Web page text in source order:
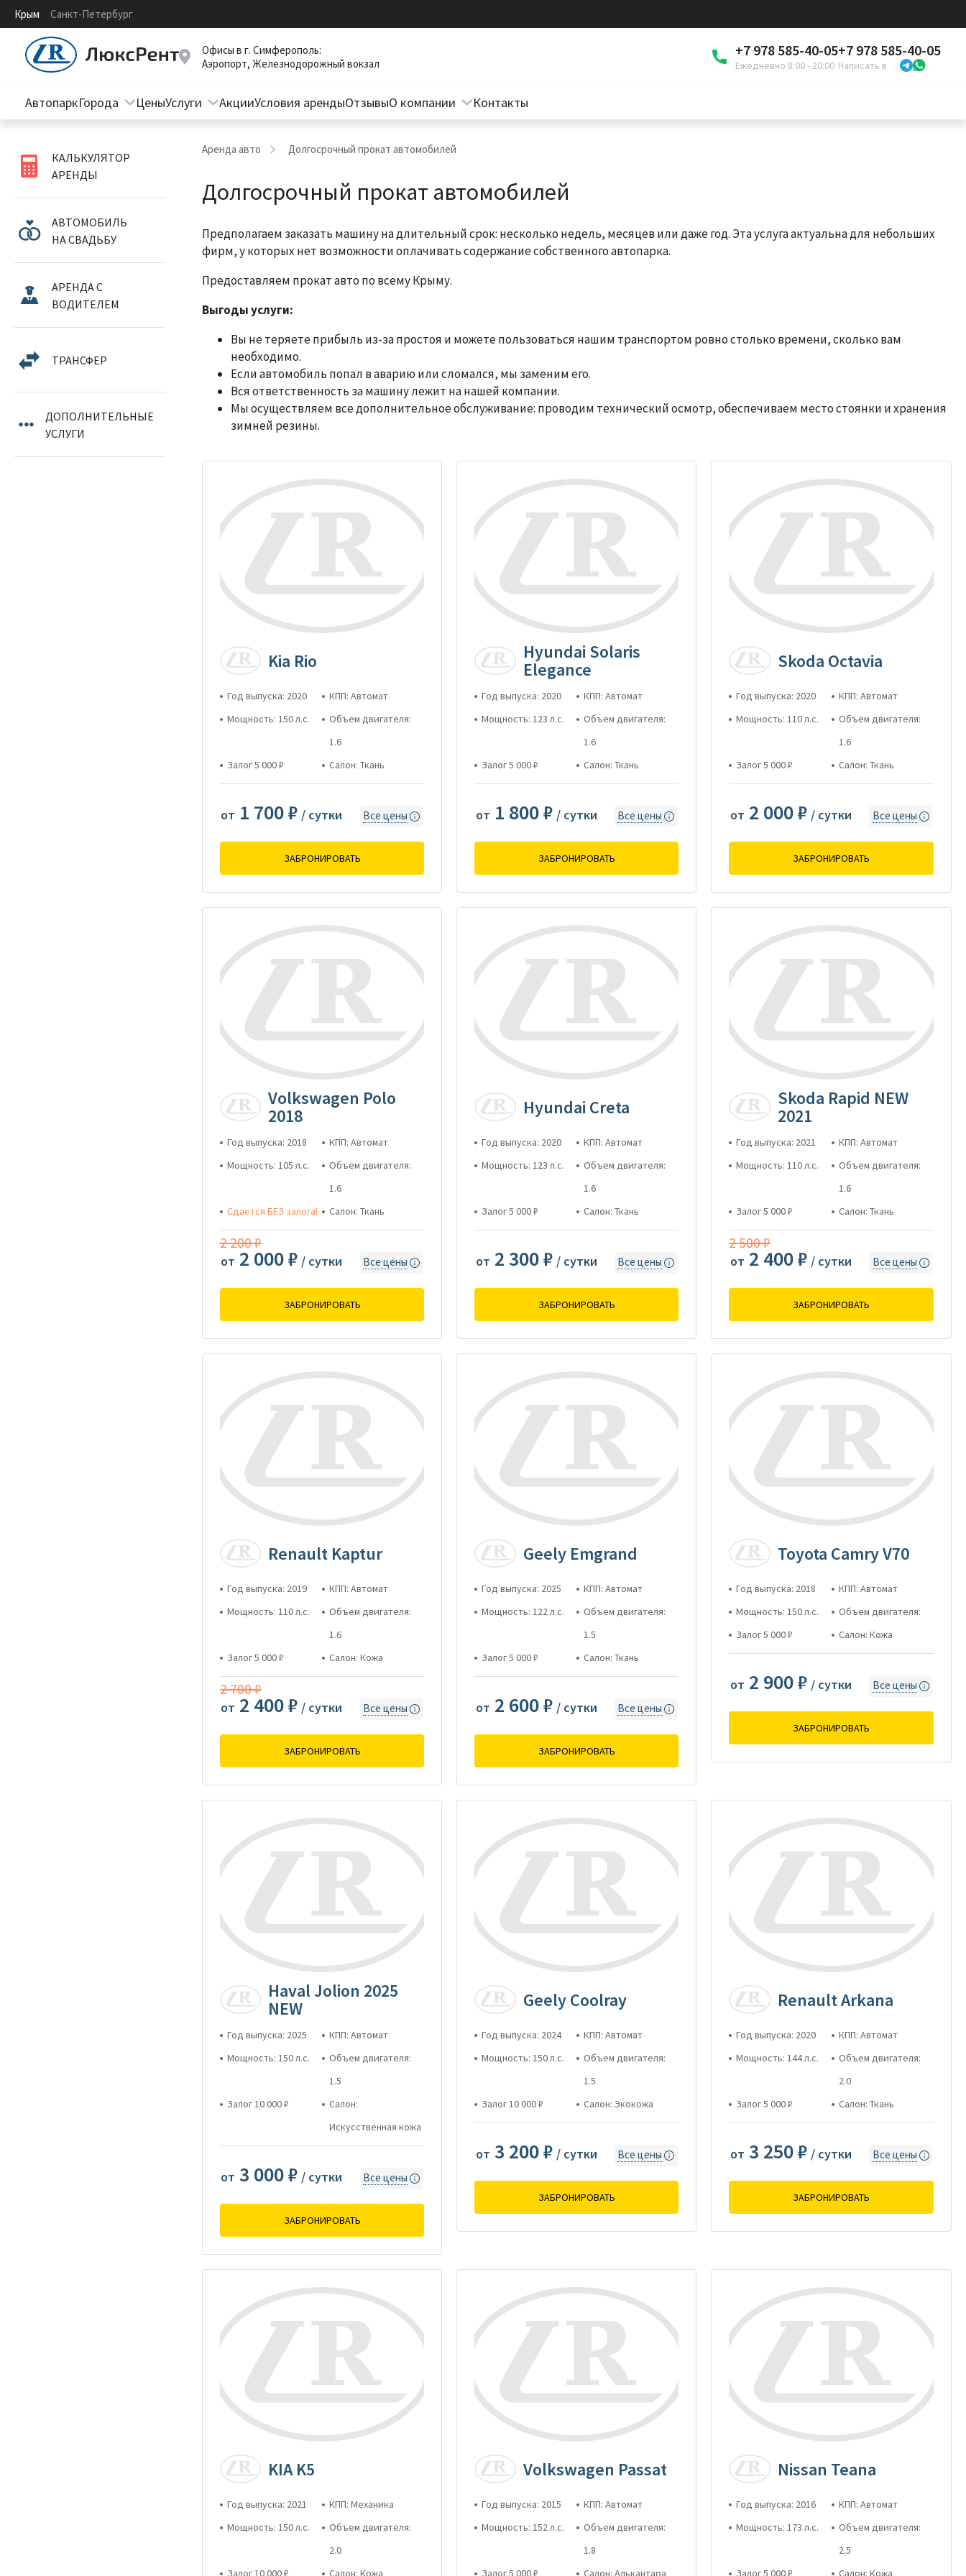
Крым Санкт-Петербург
Офисы в г. Симферополь:
Аэропорт, Железнодорожный вокзал
+7 978 585-40-05
Ежедневно 8:00 - 20:00
+7 978 585-40-05
Написать в
АвтопаркГорода
Симферополь
Алушта
Бахчисарай
Белогорск
Гаспра
Джанкой
Керчь
Рыбачье
Саки
Севастополь
ЦеныУслуги
Долгосрочная аренда
Автомобили на свадьбу
Автомобили с водителем
Дополнительные услуги
АкцииУсловия арендыОтзывыО компании
Вопросы и ответы
Полезные материалы
Контакты
КАЛЬКУЛЯТОР
АРЕНДЫ
АВТОМОБИЛЬ
НА СВАДЬБУ
АРЕНДА С
ВОДИТЕЛЕМ
ТРАНСФЕР
ДОПОЛНИТЕЛЬНЫЕ
УСЛУГИ
Аренда авто Долгосрочный прокат автомобилей
Долгосрочный прокат автомобилей
Предполагаем заказать машину на длительный срок: несколько недель, месяцев или даже год. Эта услуга актуальна для небольших
фирм, у которых нет возможности оплачивать содержание собственного автопарка.
Предоставляем прокат авто по всему Крыму.
Выгоды услуги:
Вы не теряете прибыль из-за простоя и можете пользоваться нашим транспортом ровно столько времени, сколько вам
необходимо.
Если автомобиль попал в аварию или сломался, мы заменим его.
Вся ответственность за машину лежит на нашей компании.
Мы осуществляем все дополнительное обслуживание: проводим технический осмотр, обеспечиваем место стоянки и хранения
зимней резины.
Kia Rio
Год выпуска: 2020
КПП: Автомат
Мощность: 150 л.с.
Объем двигателя:
1.6
Залог 5 000 ₽
Салон: Ткань
от 1 700 ₽ / сутки Все цены
ЗАБРОНИРОВАТЬ
Hyundai Solaris
Elegance
Год выпуска: 2020
КПП: Автомат
Мощность: 123 л.с.
Объем двигателя:
1.6
Залог 5 000 ₽
Салон: Ткань
от 1 800 ₽ / сутки Все цены
ЗАБРОНИРОВАТЬ
Skoda Octavia
Год выпуска: 2020
КПП: Автомат
Мощность: 110 л.с.
Объем двигателя:
1.6
Залог 5 000 ₽
Салон: Ткань
от 2 000 ₽ / сутки Все цены
ЗАБРОНИРОВАТЬ
Volkswagen Polo
2018
Год выпуска: 2018
КПП: Автомат
Мощность: 105 л.с.
Объем двигателя:
1.6
Сдается БЕЗ залога!
Салон: Ткань
2 200 ₽
от 2 000 ₽ / сутки Все цены
ЗАБРОНИРОВАТЬ
Hyundai Creta
Год выпуска: 2020
КПП: Автомат
Мощность: 123 л.с.
Объем двигателя:
1.6
Залог 5 000 ₽
Салон: Ткань
от 2 300 ₽ / сутки Все цены
ЗАБРОНИРОВАТЬ
Skoda Rapid NEW
2021
Год выпуска: 2021
КПП: Автомат
Мощность: 110 л.с.
Объем двигателя:
1.6
Залог 5 000 ₽
Салон: Ткань
2 500 ₽
от 2 400 ₽ / сутки Все цены
ЗАБРОНИРОВАТЬ
Renault Kaptur
Год выпуска: 2019
КПП: Автомат
Мощность: 110 л.с.
Объем двигателя:
1.6
Залог 5 000 ₽
Салон: Кожа
2 700 ₽
от 2 400 ₽ / сутки Все цены
ЗАБРОНИРОВАТЬ
Geely Emgrand
Год выпуска: 2025
КПП: Автомат
Мощность: 122 л.с.
Объем двигателя:
1.5
Залог 5 000 ₽
Салон: Ткань
от 2 600 ₽ / сутки Все цены
ЗАБРОНИРОВАТЬ
Toyota Camry V70
Год выпуска: 2018
КПП: Автомат
Мощность: 150 л.с.
Объем двигателя:
Залог 5 000 ₽
Салон: Кожа
от 2 900 ₽ / сутки Все цены
ЗАБРОНИРОВАТЬ
Haval Jolion 2025
NEW
Год выпуска: 2025
КПП: Автомат
Мощность: 150 л.с.
Объем двигателя:
1.5
Залог 10 000 ₽
Салон:
Искусственная кожа
от 3 000 ₽ / сутки Все цены
ЗАБРОНИРОВАТЬ
Geely Coolray
Год выпуска: 2024
КПП: Автомат
Мощность: 150 л.с.
Объем двигателя:
1.5
Залог 10 000 ₽
Салон: Экокожа
от 3 200 ₽ / сутки Все цены
ЗАБРОНИРОВАТЬ
Renault Arkana
Год выпуска: 2020
КПП: Автомат
Мощность: 144 л.с.
Объем двигателя:
2.0
Залог 5 000 ₽
Салон: Ткань
от 3 250 ₽ / сутки Все цены
ЗАБРОНИРОВАТЬ
KIA K5
Год выпуска: 2021
КПП: Механика
Мощность: 150 л.с.
Объем двигателя:
2.0
Залог 10 000 ₽
Салон: Кожа
Volkswagen Passat
Год выпуска: 2015
КПП: Автомат
Мощность: 152 л.с.
Объем двигателя:
1.8
Залог 5 000 ₽
Салон: Алькантара
Nissan Teana
Год выпуска: 2016
КПП: Автомат
Мощность: 173 л.с.
Объем двигателя:
2.5
Залог 5 000 ₽
Салон: Кожа